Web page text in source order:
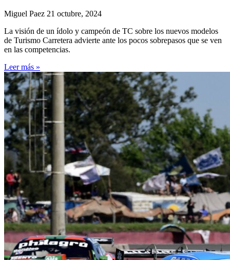
Miguel Paez 21 octubre, 2024
La visión de un ídolo y campeón de TC sobre los nuevos modelos
de Turismo Carretera advierte ante los pocos sobrepasos que se ven
en las competencias.
Leer más »